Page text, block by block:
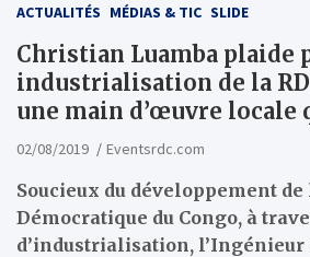
ACTUALITÉS MÉDIAS & TIC SLIDE
Christian Luamba plaide
industrialisation de la
une main d’œuvre locale
02/08/2019 Eventsrdc.com
Soucieux du développement
Démocratique du Congo, à
d’industrialisation,